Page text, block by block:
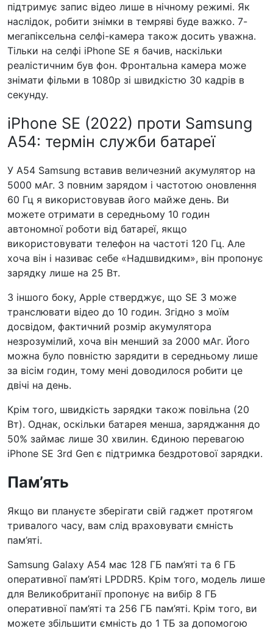
підтримує запис відео лише в нічному режимі. Як
наслідок, робити знімки в темряві буде важко. 7-
мегапіксельна селфі-камера також досить уважна.
Тільки на селфі iPhone SE я бачив, наскільки
реалістичним був фон. Фронтальна камера може
знімати фільми в 1080p зі швидкістю 30 кадрів в
секунду.
iPhone SE (2022) проти Samsung
A54: термін служби батареї
У A54 Samsung вставив величезний акумулятор на
5000 мАг. З повним зарядом і частотою оновлення
60 Гц я використовував його майже день. Ви
можете отримати в середньому 10 годин
автономної роботи від батареї, якщо
використовувати телефон на частоті 120 Гц. Але
хоча він і називає себе «Надшвидким», він пропонує
зарядку лише на 25 Вт.
З іншого боку, Apple стверджує, що SE 3 може
транслювати відео до 10 годин. Згідно з моїм
досвідом, фактичний розмір акумулятора
незрозумілий, хоча він менший за 2000 мАг. Його
можна було повністю зарядити в середньому лише
за вісім годин, тому мені доводилося робити це
двічі на день.
Крім того, швидкість зарядки також повільна (20
Вт). Однак, оскільки батарея менша, заряджання до
50% займає лише 30 хвилин. Єдиною перевагою
iPhone SE 3rd Gen є підтримка бездротової зарядки.
Пам’ять
Якщо ви плануєте зберігати свій гаджет протягом
тривалого часу, вам слід враховувати ємність
пам’яті.
Samsung Galaxy A54 має 128 ГБ пам’яті та 6 ГБ
оперативної пам’яті LPDDR5. Крім того, модель лише
для Великобританії пропонує на вибір 8 ГБ
оперативної пам’яті та 256 ГБ пам’яті. Крім того, ви
можете збільшити ємність до 1 ТБ за допомогою